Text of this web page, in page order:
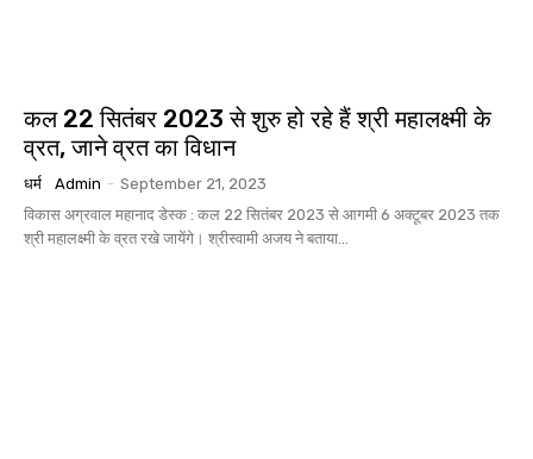
कल 22 सितंबर 2023 से शुरु हो रहे हैं श्री महालक्ष्मी के
व्रत, जाने व्रत का विधान
धर्म Admin - September 21, 2023
विकास अग्रवाल महानाद डेस्क : कल 22 सितंबर 2023 से आगमी 6 अक्टूबर 2023 तक
श्री महालक्ष्मी के व्रत रखे जायेंगे। श्रीस्वामी अजय ने बताया...